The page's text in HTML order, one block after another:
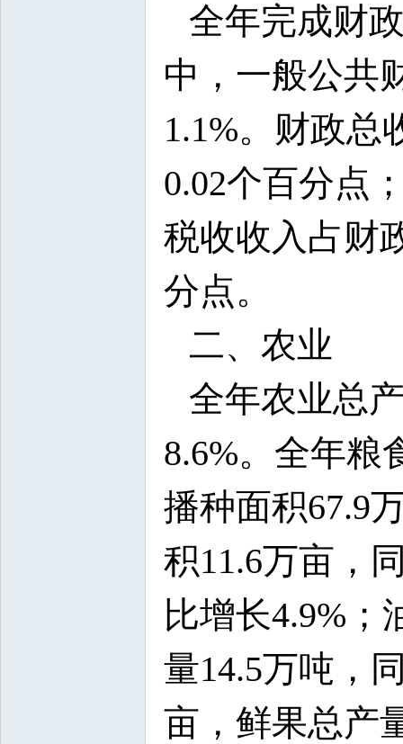
全年完成财
中，一般公共
1.1%。财政总
0.02个百分点
税收收入占财
分点。
二、农业
全年农业总
8.6%。全年粮
播种面积67.9
积11.6万亩，
比增长4.9%；
量14.5万吨，
亩，鲜果总产